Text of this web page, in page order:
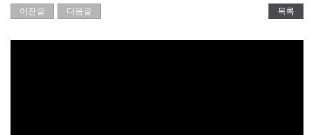
이전글 다음글 목록